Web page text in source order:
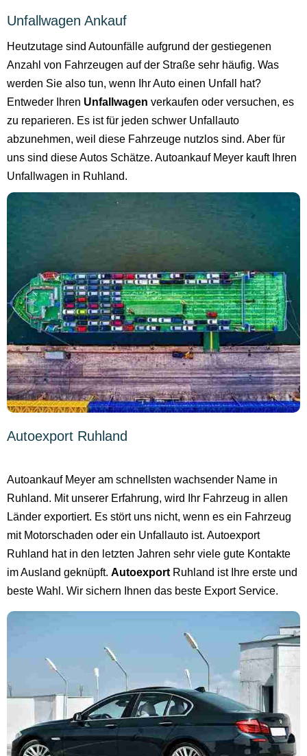
Unfallwagen Ankauf
Heutzutage sind Autounfälle aufgrund der gestiegenen
Anzahl von Fahrzeugen auf der Straße sehr häufig. Was
werden Sie also tun, wenn Ihr Auto einen Unfall hat?
Entweder Ihren Unfallwagen verkaufen oder versuchen, es
zu reparieren. Es ist für jeden schwer Unfallauto
abzunehmen, weil diese Fahrzeuge nutzlos sind. Aber für
uns sind diese Autos Schätze. Autoankauf Meyer kauft Ihren
Unfallwagen in Ruhland.
Autoexport Ruhland
Autoankauf Meyer am schnellsten wachsender Name in
Ruhland. Mit unserer Erfahrung, wird Ihr Fahrzeug in allen
Länder exportiert. Es stört uns nicht, wenn es ein Fahrzeug
mit Motorschaden oder ein Unfallauto ist. Autoexport
Ruhland hat in den letzten Jahren sehr viele gute Kontakte
im Ausland geknüpft. Autoexport Ruhland ist Ihre erste und
beste Wahl. Wir sichern Ihnen das beste Export Service.